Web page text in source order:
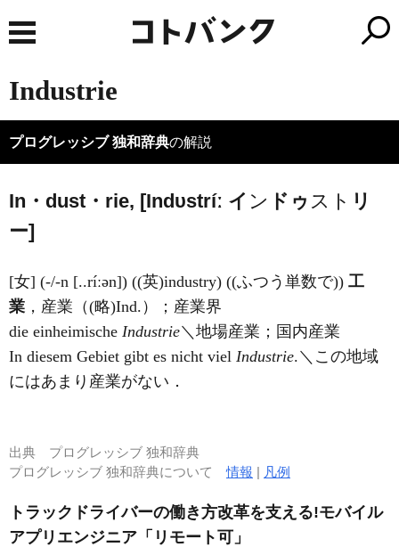
Industrie
プログレッシブ 独和辞典の解説
In・dust・rie, [Indυstríː イ ン ドゥ スト リ
ー]
[女] (-/-n [..ríːən]) ((英)industry) ((ふつう単数で)) 工
業 ，産業（(略)Ind.）；産業界
die einheimische Industrie＼地場産業；国内産業
In diesem Gebiet gibt es nicht viel Industrie.＼この地域
にはあまり産業がない．
出典 プログレッシブ 独和辞典
プログレッシブ 独和辞典について情報 | 凡例
トラックドライバーの働き方改革を支える!モバイル
アプリエンジニア「リモート可」